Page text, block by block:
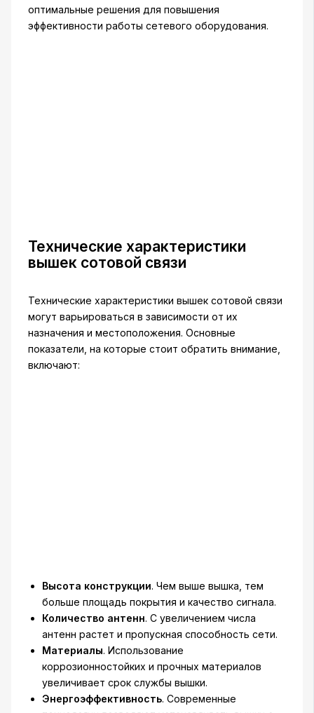
оптимальные решения для повышения
эффективности работы сетевого оборудования.
Технические характеристики
вышек сотовой связи
Технические характеристики вышек сотовой связи
могут варьироваться в зависимости от их
назначения и местоположения. Основные
показатели, на которые стоит обратить внимание,
включают:
Высота конструкции. Чем выше вышка, тем
больше площадь покрытия и качество сигнала.
Количество антенн. С увеличением числа
антенн растет и пропускная способность сети.
Материалы. Использование
коррозионностойких и прочных материалов
увеличивает срок службы вышки.
Энергоэффективность. Современные